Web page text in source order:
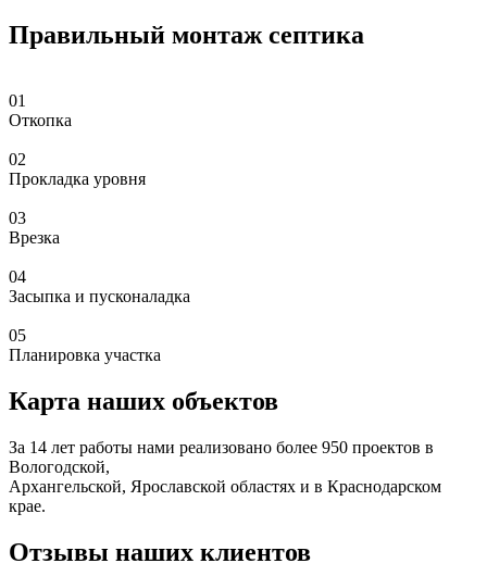
Правильный монтаж септика
01
Откопка
02
Прокладка уровня
03
Врезка
04
Засыпка и пусконаладка
05
Планировка участка
Карта наших объектов
За 14 лет работы нами реализовано более 950 проектов в
Вологодской,
Архангельской, Ярославской областях и в Краснодарском
крае.
Отзывы наших клиентов